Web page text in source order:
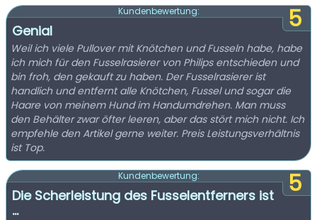
5
Kundenbewertung:
Genial
Weil ich viele Pullover mit Knötchen und Fusseln habe, habe
ich mich für den Fusselrasierer von Philips entschieden und
bin froh, den gekauft zu haben. Der Fusselrasierer ist
handlich und entfernt alle Knötchen, Fussel und sogar die
Haare von meinem Hund im Handumdrehen. Man muss
den Behälter zwar öfter leeren, aber das stört mich nicht. Ich
empfehle den Artikel gerne weiter. Preis Leistungsverhältnis
ist Top.
5
Kundenbewertung:
Die Scherleistung des Fusselentferners ist
...